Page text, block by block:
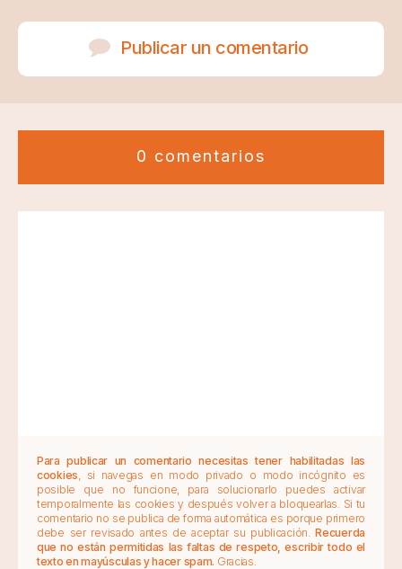
Publicar un comentario
0 comentarios
Para publicar un comentario necesitas tener habilitadas las
cookies , si navegas en modo privado o modo incógnito es
posible que no funcione, para solucionarlo puedes activar
temporalmente las cookies y después volver a bloquearlas. Si tu
comentario no se publica de forma automática es porque primero
debe ser revisado antes de aceptar su publicación.Recuerda
que no están permitidas las faltas de respeto, escribir todo el
texto en mayúsculas y hacer spam. Gracias.